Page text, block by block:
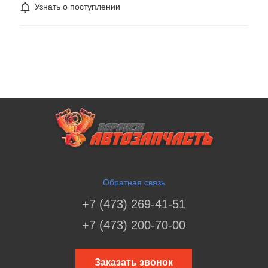
Узнать о поступлении
Обратная связь
+7 (473) 269-41-51
+7 (473) 200-70-00
Заказать звонок